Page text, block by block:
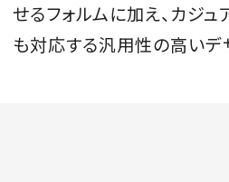
せるフォルムに加え、カジ
も対応する汎用性の高いデ